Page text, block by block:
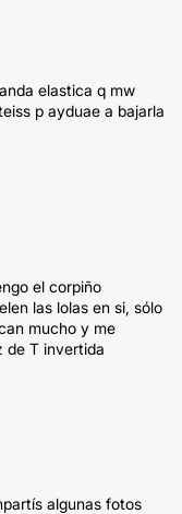
elastica q mw
p ayduae a bajarla
el corpiño
las lolas en si, sólo
mucho y me
de T invertida
algunas fotos